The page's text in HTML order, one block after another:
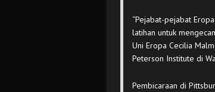
“Pejabat-pejabat
latihan untuk
Uni Eropa Cecilia
Peterson Institute di
Pembicaraan di